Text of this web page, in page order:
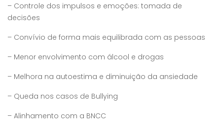
– Controle dos impulsos e emoções: tomada de
decisões
– Convívio de forma mais equilibrada com as pessoas
– Menor envolvimento com álcool e drogas
– Melhora na autoestima e diminuição da ansiedade
– Queda nos casos de Bullying
– Alinhamento com a BNCC